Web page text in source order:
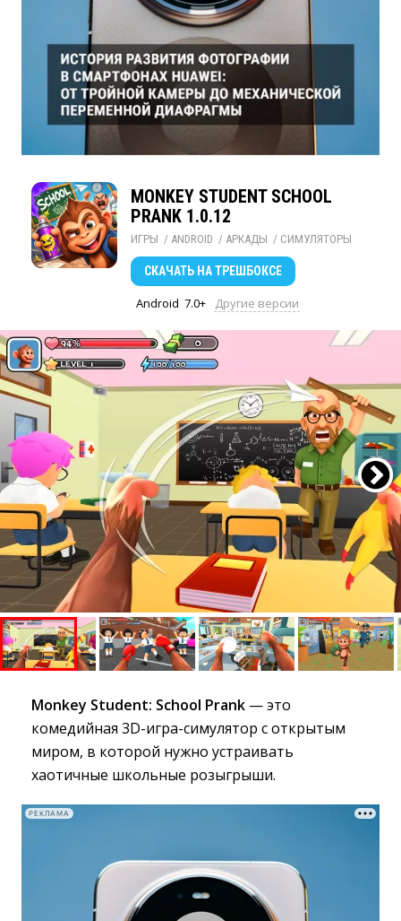
MONKEY STUDENT SCHOOL
PRANK 1.0.12
ИГРЫ / ANDROID / АРКАДЫ / СИМУЛЯТОРЫ
СКАЧАТЬ НА ТРЕШБОКСЕ
Android 7.0+ Другие версии
Monkey Student: School Prank — это
комедийная 3D-игра-симулятор с открытым
миром, в которой нужно устраивать
хаотичные школьные розыгрыши.
РЕКЛАМА